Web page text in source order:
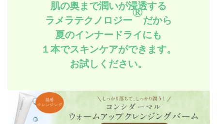
肌の奥まで潤いが浸透する
ラメラテクノロジー
®
だから
夏のインナードライにも
１本でスキンケアができます。
お試しください。